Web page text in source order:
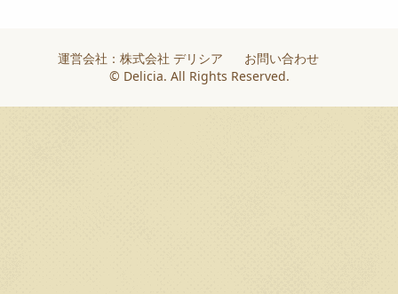
運営会社：株式会社 デリシア
お問い合わせ
© Delicia. All Rights Reserved.